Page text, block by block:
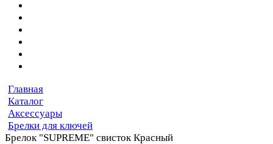
Главная
Каталог
Аксессуары
Брелки для ключей
Брелок "SUPREME" свисток Красный